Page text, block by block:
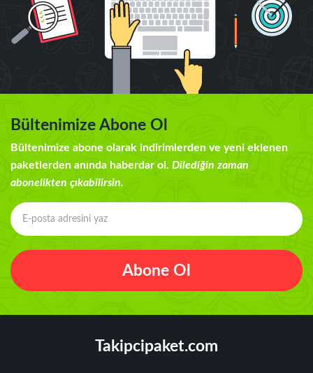
Bültenimize Abone Ol
Bültenimize abone olarak indirimlerden ve yeni eklenen
paketlerden anında haberdar ol. Dilediğin zaman
abonelikten çıkabilirsin.
Abone Ol
Takipcipaket.com